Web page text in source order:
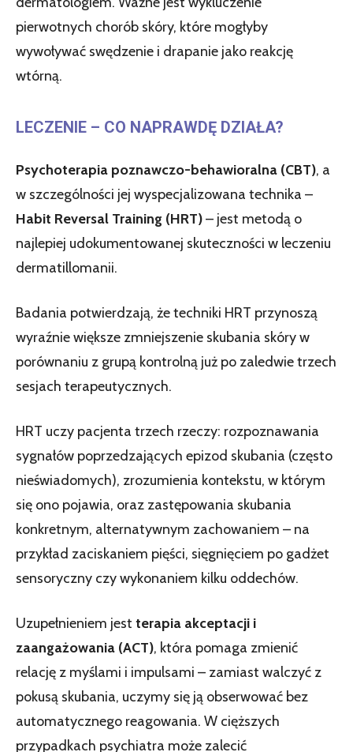
pierwotnych chorób skóry, które mogłyby
wywoływać swędzenie i drapanie jako reakcję
wtórną.
LECZENIE – CO NAPRAWDĘ DZIAŁA?
Psychoterapia poznawczo-behawioralna (CBT), a
w szczególności jej wyspecjalizowana technika –
Habit Reversal Training (HRT)– jest metodą o
najlepiej udokumentowanej skuteczności w leczeniu
dermatillomanii.
Badania potwierdzają, że techniki HRT przynoszą
wyraźnie większe zmniejszenie skubania skóry w
porównaniu z grupą kontrolną już po zaledwie trzech
sesjach terapeutycznych.
HRT uczy pacjenta trzech rzeczy: rozpoznawania
sygnałów poprzedzających epizod skubania (często
nieświadomych), zrozumienia kontekstu, w którym
się ono pojawia, oraz zastępowania skubania
konkretnym, alternatywnym zachowaniem – na
przykład zaciskaniem pięści, sięgnięciem po gadżet
sensoryczny czy wykonaniem kilku oddechów.
Uzupełnieniem jest terapia akceptacji i
zaangażowania (ACT), która pomaga zmienić
relację z myślami i impulsami – zamiast walczyć z
pokusą skubania, uczymy się ją obserwować bez
automatycznego reagowania. W cięższych
przypadkach psychiatra może zalecić